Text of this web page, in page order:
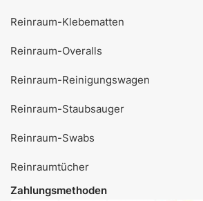
Reinraum-Klebematten
Reinraum-Overalls
Reinraum-Reinigungswagen
Reinraum-Staubsauger
Reinraum-Swabs
Reinraumtücher
Zahlungsmethoden